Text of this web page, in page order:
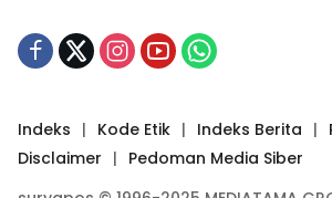
Indeks Kode Etik Indeks Berita
Disclaimer
Pedoman Media Siber